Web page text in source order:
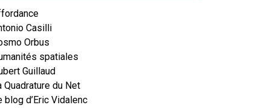
Casilli
Orbus
spatiales
Guillaud
Quadrature du Net
blog d’Eric Vidalenc